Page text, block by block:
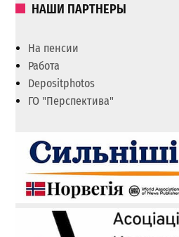
НАШИ ПАРТНЕРЫ
На пенсии
Работа
Depositphotos
ГО "Перспектива"